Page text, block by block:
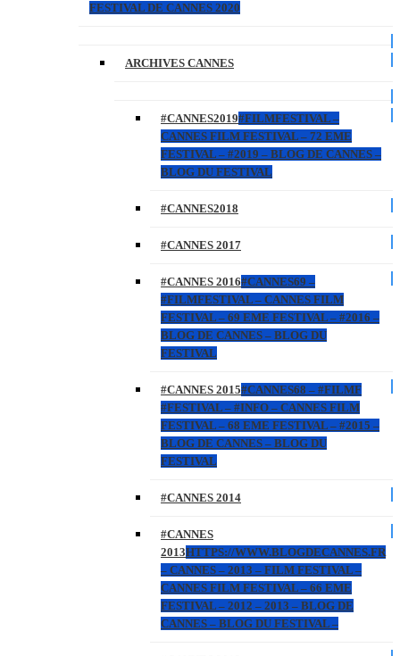
FESTIVAL DE CANNES 2020
ARCHIVES CANNES
#CANNES2019#FILMFESTIVAL –
CANNES FILM FESTIVAL – 72 EME
FESTIVAL – #2019 – BLOG DE CANNES –
BLOG DU FESTIVAL
#CANNES2018
#CANNES 2017
#CANNES 2016#CANNES69 –
#FILMFESTIVAL – CANNES FILM
FESTIVAL – 69 EME FESTIVAL – #2016 –
BLOG DE CANNES – BLOG DU
FESTIVAL
#CANNES 2015#CANNES68 – #FILMF
#FESTIVAL – #INFO – CANNES FILM
FESTIVAL – 68 EME FESTIVAL – #2015 –
BLOG DE CANNES – BLOG DU
FESTIVAL
#CANNES 2014
#CANNES
2013HTTPS://WWW.BLOGDECANNES.FR
– CANNES – 2013 – FILM FESTIVAL –
CANNES FILM FESTIVAL – 66 EME
FESTIVAL – 2012 – 2013 – BLOG DE
CANNES – BLOG DU FESTIVAL –